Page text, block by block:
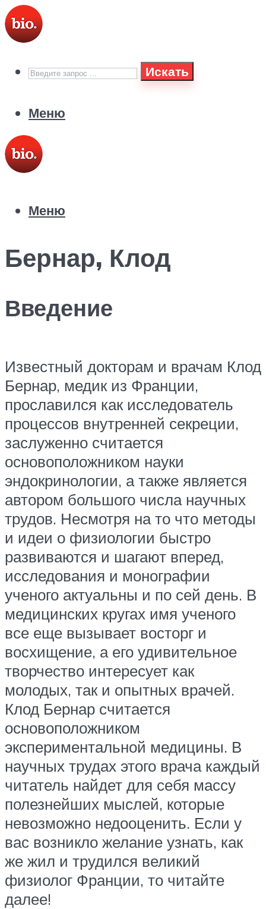
Искать
Меню
Меню
Бернар, Клод
Введение
Известный докторам и врачам Клод
Бернар, медик из Франции,
прославился как исследователь
процессов внутренней секреции,
заслуженно считается
основоположником науки
эндокринологии, а также является
автором большого числа научных
трудов. Несмотря на то что методы
и идеи о физиологии быстро
развиваются и шагают вперед,
исследования и монографии
ученого актуальны и по сей день. В
медицинских кругах имя ученого
все еще вызывает восторг и
восхищение, а его удивительное
творчество интересует как
молодых, так и опытных врачей.
Клод Бернар считается
основоположником
экспериментальной медицины. В
научных трудах этого врача каждый
читатель найдет для себя массу
полезнейших мыслей, которые
невозможно недооценить. Если у
вас возникло желание узнать, как
же жил и трудился великий
физиолог Франции, то читайте
далее!